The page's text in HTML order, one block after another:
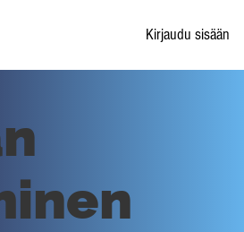
Kirjaudu sisään